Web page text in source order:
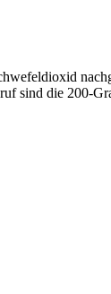
sind die 200-